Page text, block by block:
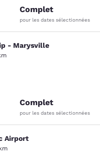
Complet
pour les dates sélectionnées
Marysville
- Marysville
commentaires
Complet
pour les dates sélectionnées
Airport
3936 commentaires